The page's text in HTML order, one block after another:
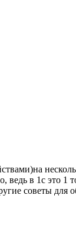
ведь в 1с это
советы для